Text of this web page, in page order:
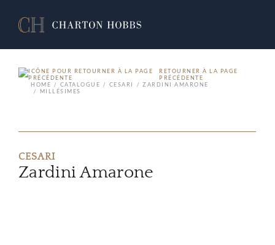
RETOURNER À LA PAGE
PRÉCÉDENTE
HOME
CATALOGUE CESARI
ZARDINI AMARONE
MILLÉSIMES
CESARI
Zardini Amarone